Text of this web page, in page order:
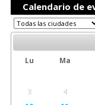
Calendario de
Lu Ma
3
4